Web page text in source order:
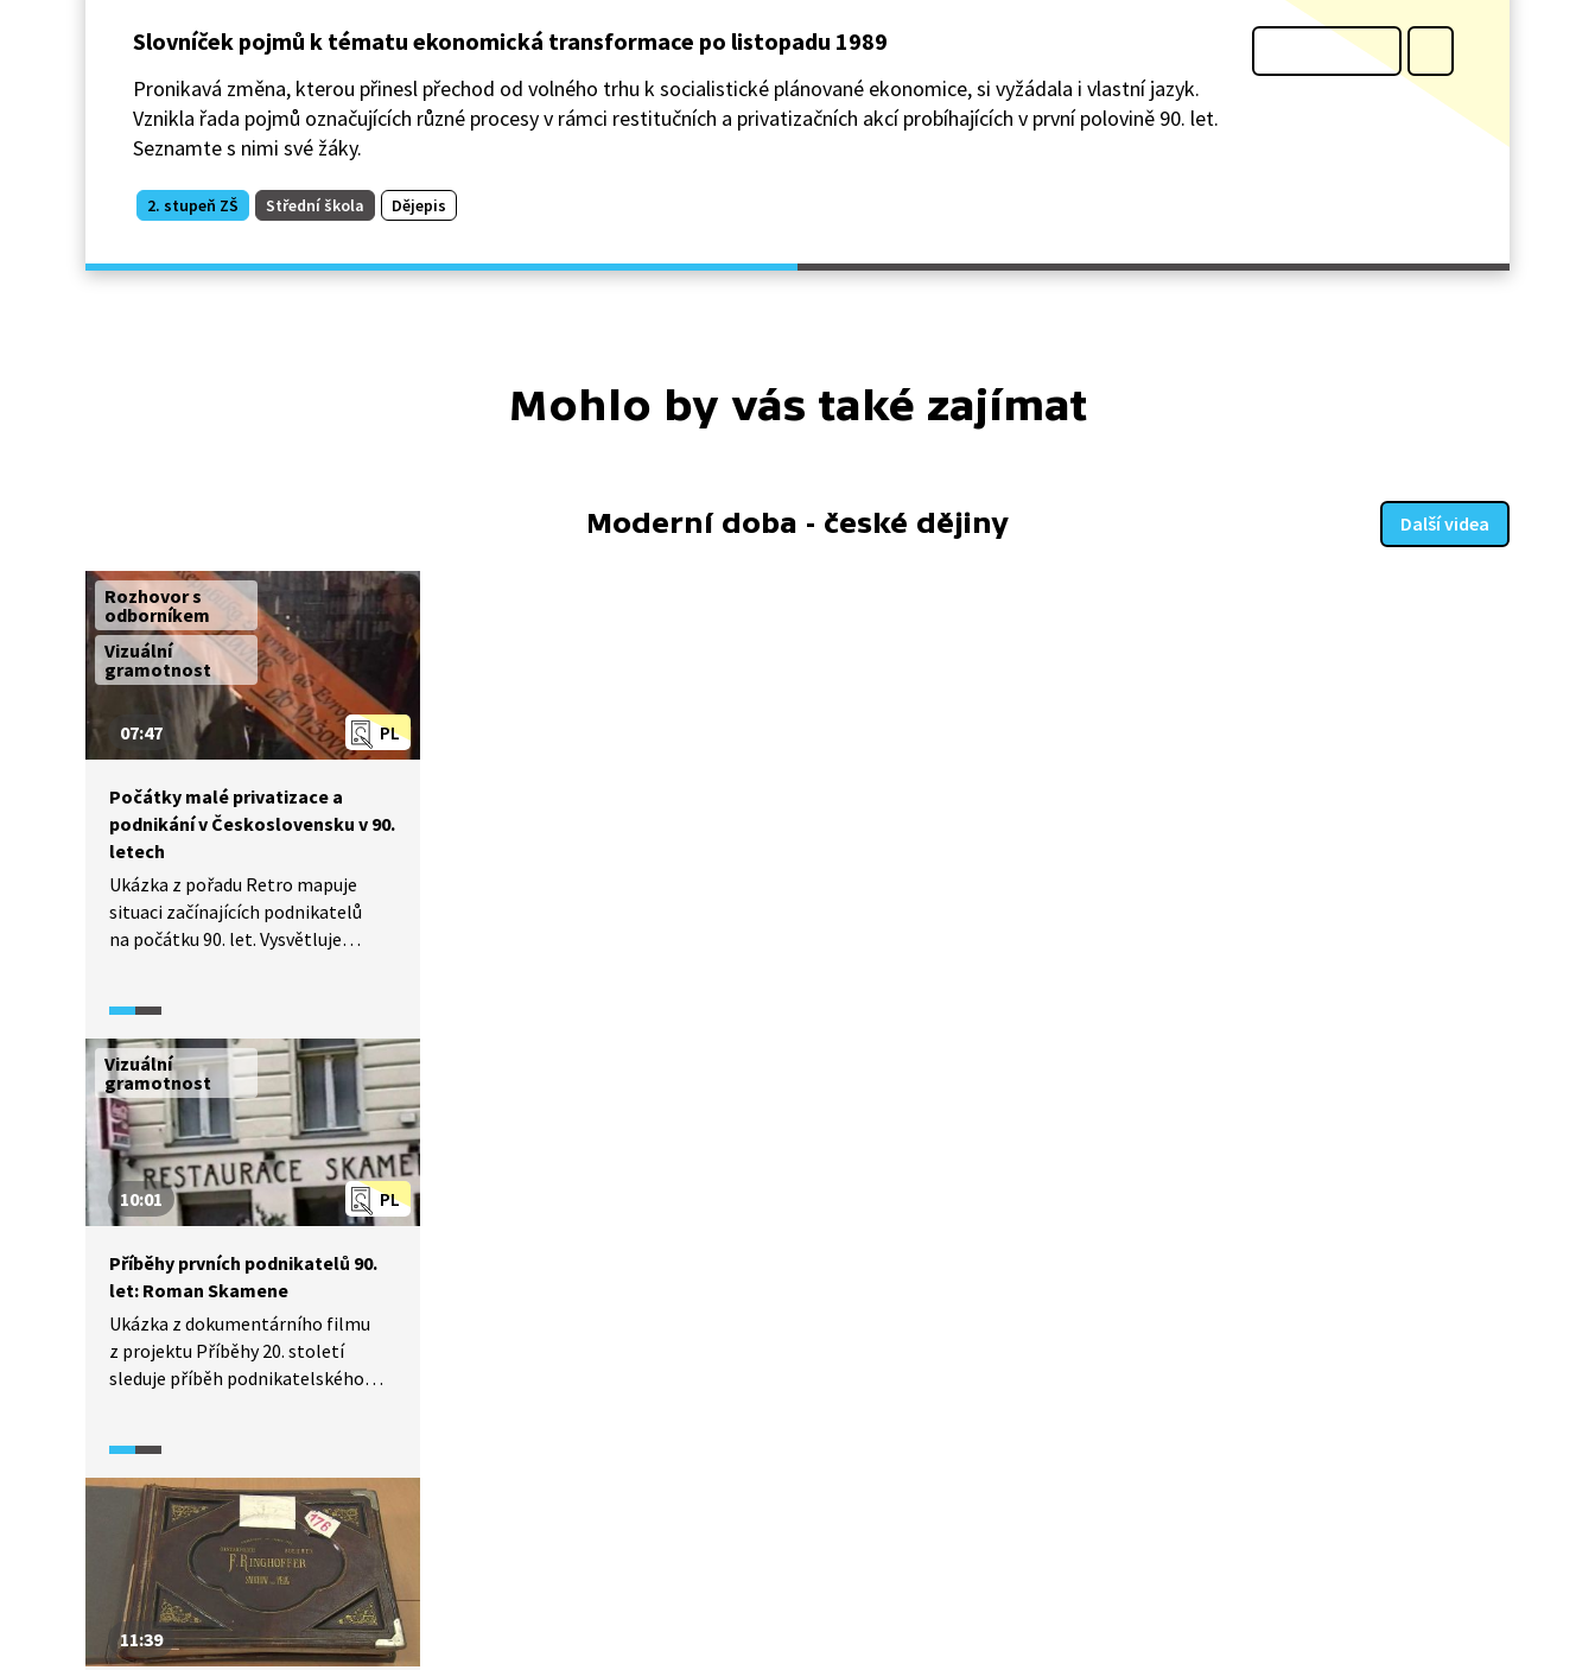
Slovníček pojmů k tématu ekonomická transformace po listopadu 1989
Pronikavá změna, kterou přinesl přechod od volného trhu k socialistické plánované ekonomice, si vyžádala i vlastní jazyk.
Vznikla řada pojmů označujících různé procesy v rámci restitučních a privatizačních akcí probíhajících v první polovině 90. let.
Seznamte s nimi své žáky.
2. stupeň ZŠ Střední škola Dějepis
Mohlo by vás také zajímat
Moderní doba - české dějiny Další videa
Rozhovor s
odborníkem
Vizuální
gramotnost
PL
07:47
Počátky malé privatizace a
podnikání v Československu v 90.
letech
Ukázka z pořadu Retro mapuje
situaci začínajících podnikatelů
na počátku 90. let. Vysvětluje
reportáží a rozhovory s úspěšnými
i neúspěšnými podnikateli 90. let,
například s Miroslavem Švarcem,
„průkopníkem" tzv. švarcsystému.
Vizuální
gramotnost
PL
10:01
Příběhy prvních podnikatelů 90.
let: Roman Skamene
Ukázka z dokumentárního filmu
z projektu Příběhy 20. století
sleduje příběh podnikatelského
rozhodl otevřít si restauraci.
Objevily se ale problémy se
zaměstnanci a on se dostal
do dluhů. Ze svízelné situace mu
pomohl Ivan Jonák, tehdejší
majitel klubu Discoland Sylvie.
V ukázce se objevuje také první část
příběhu pana Kajgra, který si v 90.
11:39